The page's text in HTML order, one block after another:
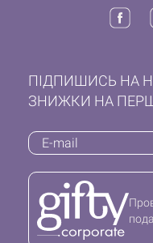
ПІДПИШИСЬ НА
ЗНИЖКИ НА